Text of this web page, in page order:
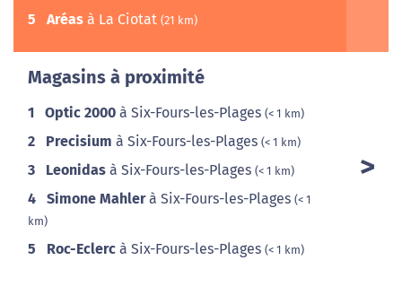
5 Aréas à La Ciotat (21 km)
Magasins à proximité
1 Optic 2000 à Six-Fours-les-Plages (< 1 km)
2 Precisium à Six-Fours-les-Plages (< 1 km)
3 Leonidas à Six-Fours-les-Plages (< 1 km)
4 Simone Mahlerà Six-Fours-les-Plages (< 1
km)
5 Roc-Eclerc à Six-Fours-les-Plages (< 1 km)